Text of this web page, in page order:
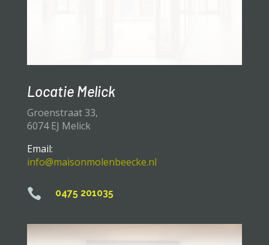
Locatie Melick
Groenstraat 33,
6074 EJ Melick
Email:
info@maisonmolenbeecke.nl
 0475 201035